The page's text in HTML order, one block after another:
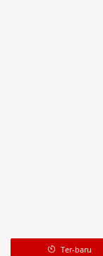
Ter-baru